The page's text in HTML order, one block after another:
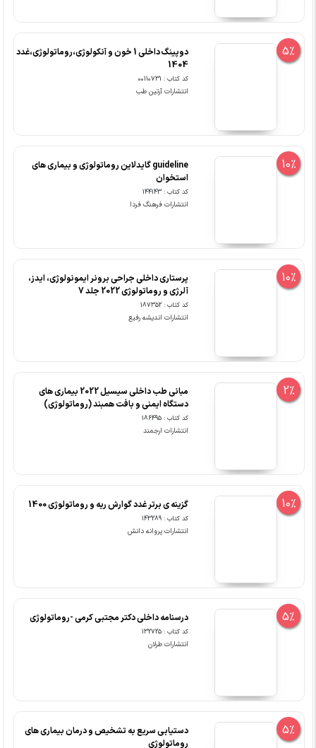
5%
دوپینگ داخلی 1 خون و آنکولوژی،روماتولوژی،غدد
1404
کد کتاب : 00110731
انتشارات آرتین طب
10%
guideline گایدلاین روماتولوژی و بیماری های
استخوان
کد کتاب : 144143
انتشارات فرهنگ فردا
10%
پرستاری داخلی جراحی برونر ایمونولوژی، ایدز،
آلرژی و روماتولوژی 2022 جلد 7
کد کتاب : 187352
انتشارات اندیشه رفیع
2%
مبانی طب داخلی سیسیل 2022 بیماری های
دستگاه ایمنی و بافت همبند (روماتولوژی)
کد کتاب : 186495
انتشارات ارجمند
10% گزینه ی برتر غدد گوارش ریه و روماتولوژی 1400
کد کتاب : 143289
انتشارات پروانه دانش
5% درسنامه داخلی دکتر مجتبی کرمی -روماتولوژی
کد کتاب : 132725
انتشارات طرلان
5%
دستیابی سریع به تشخیص و درمان بیماری های
روماتولوژی